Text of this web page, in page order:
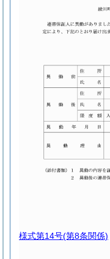
様式第14号(第8条関係)